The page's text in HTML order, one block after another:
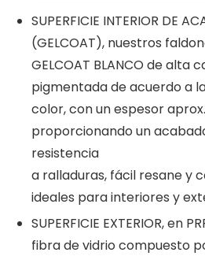
SUPERFICIE INTERIOR DE
(GELCOAT), nuestros
GELCOAT BLANCO de alta
pigmentada de acuerdo a
color, con un espesor
proporcionando un
resistencia
a ralladuras, fácil resane y
ideales para interiores y
SUPERFICIE EXTERIOR, en
fibra de vidrio compuesto